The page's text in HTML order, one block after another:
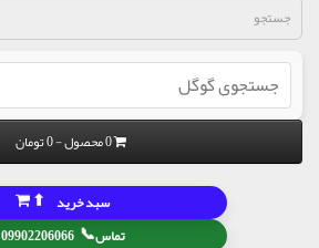
0 محصول - 0 تومان
تماس📞
09902206066
سبد خرید ⬆